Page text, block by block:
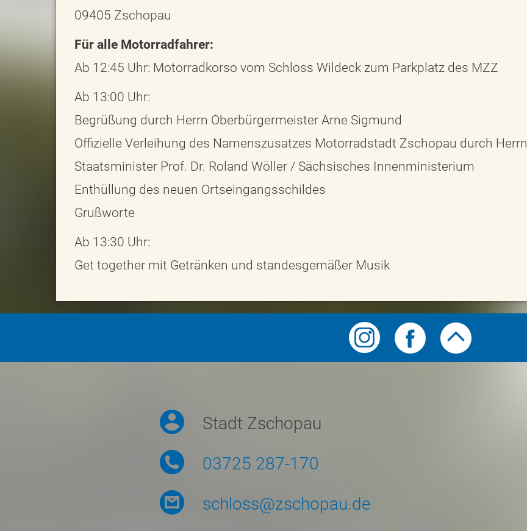
09405 Zschopau
Für alle Motorradfahrer:
Ab 12:45 Uhr: Motorradkorso vom Schloss Wildeck zum Parkplatz des MZZ
Ab 13:00 Uhr:
Begrüßung durch Herrn Oberbürgermeister Arne Sigmund
Offizielle Verleihung des Namenszusatzes Motorradstadt Zschopau durch Herrn
Staatsminister Prof. Dr. Roland Wöller / Sächsisches Innenministerium
Enthüllung des neuen Ortseingangsschildes
Grußworte
Ab 13:30 Uhr:
Get together mit Getränken und standesgemäßer Musik
Stadt Zschopau
03725 287-170
schloss@zschopau.de